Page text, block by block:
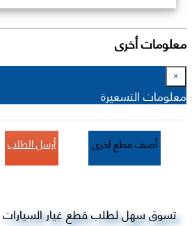
معلومات أخرى
×
معلومات التسعيرة
أضف قطع اخرى أرسل الطلب
تسوق سهل لطلب قطع غيار السيارات